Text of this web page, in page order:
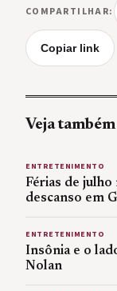
COMPARTILHAR:
Copiar link
Veja também
ENTRETENIMENTO
Férias de julho
descanso em
ENTRETENIMENTO
Insônia e o
Nolan